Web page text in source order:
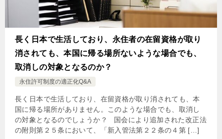
長く日本で生活しており、永住者の在留資格が取り
消されても、本国に帰る場所ないような場合でも、
取消しの対象となるのか？
永住許可制度の適正化Q&A
長く日本で生活しており、在留資格が取り消されても、本
国に帰る場所がありません。このような場合でも、取消し
の対象となるのでしょうか？ 国会により追加された改正法
の附則第２５条において、「新入管法第２２条の４第 […]